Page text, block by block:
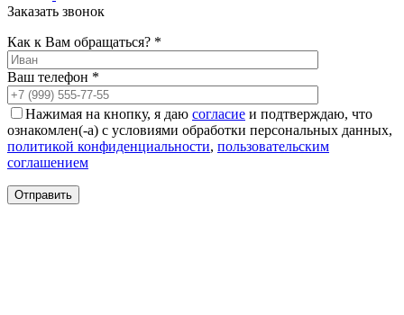
Заказать звонок
Как к Вам обращаться? *
Ваш телефон *
Нажимая на кнопку, я даю согласие и подтверждаю, что
ознакомлен(-а) с условиями обработки персональных данных,
политикой конфиденциальности, пользовательским
соглашением